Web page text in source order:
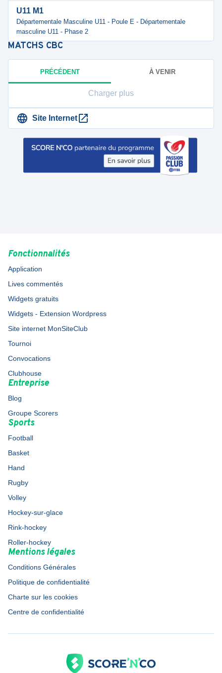
U11 M1
Départementale Masculine U11 - Poule E - Départementale
masculine U11 - Phase 2
MATCHS CBC
PRÉCÉDENT À VENIR
Charger plus
Site Internet
Fonctionnalités
Application
Lives commentés
Widgets gratuits
Widgets - Extension Wordpress
Site internet MonSiteClub
Tournoi
Convocations
Clubhouse
Entreprise
Blog
Groupe Scorers
Sports
Football
Basket
Hand
Rugby
Volley
Hockey-sur-glace
Rink-hockey
Roller-hockey
Mentions légales
Conditions Générales
Politique de confidentialité
Charte sur les cookies
Centre de confidentialité